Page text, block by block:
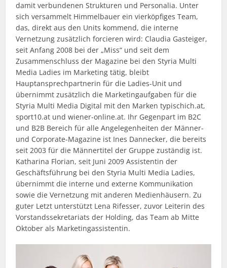
damit verbundenen Strukturen und Personalia. Unter
sich versammelt Himmelbauer ein vierköpfiges Team,
das, direkt aus den Units kommend, die interne
Vernetzung zusätzlich forcieren wird: Claudia Gasteiger,
seit Anfang 2008 bei der „Miss“ und seit dem
Zusammenschluss der Magazine bei den Styria Multi
Media Ladies im Marketing tätig, bleibt
Hauptansprechpartnerin für die Ladies-Unit und
übernimmt zusätzlich die Marketingaufgaben für die
Styria Multi Media Digital mit den Marken typischich.at,
sport10.at und wiener-online.at. Ihr Gegenpart im B2C
und B2B Bereich für alle Angelegenheiten der Männer-
und Corporate-Magazine ist Ines Dannecker, die bereits
seit 2003 für die Männertitel der Gruppe zuständig ist.
Katharina Florian, seit Juni 2009 Assistentin der
Geschäftsführung bei den Styria Multi Media Ladies,
übernimmt die interne und externe Kommunikation
sowie die Vernetzung mit anderen Medienhäusern. Zu
guter Letzt unterstützt Lena Rifesser, zuvor Leiterin des
Vorstandssekretariats der Holding, das Team ab Mitte
Oktober als Marketingassistentin.